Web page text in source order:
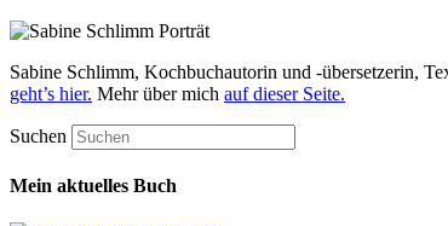
Sabine Schlimm, Kochbuchautorin und -übersetzerin,
geht’s hier. Mehr über mich auf dieser Seite.
Suchen
Mein aktuelles Buch